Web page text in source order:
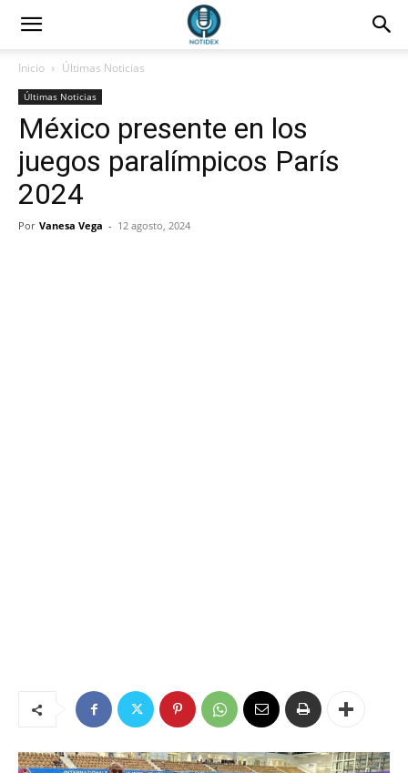
Inicio Últimas Noticias
Últimas Noticias
México presente en los
juegos paralímpicos París
2024
Por Vanesa Vega - 12 agosto, 2024